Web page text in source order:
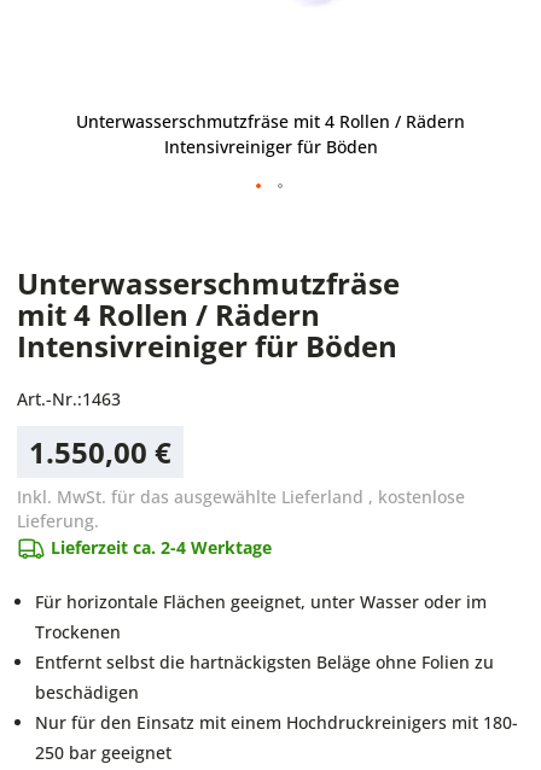
Unterwasserschmutzfräse mit 4 Rollen / Rädern
Intensivreiniger für Böden
Unterwasserschmutzfräse
mit 4 Rollen / Rädern
Intensivreiniger für Böden
Art.-Nr.:1463
1.550,00 €
Inkl. MwSt. für das ausgewählte Lieferland , kostenlose
Lieferung.
Lieferzeit ca. 2-4 Werktage
Für horizontale Flächen geeignet, unter Wasser oder im
Trockenen
Entfernt selbst die hartnäckigsten Beläge ohne Folien zu
beschädigen
Nur für den Einsatz mit einem Hochdruckreinigers mit 180-
250 bar geeignet